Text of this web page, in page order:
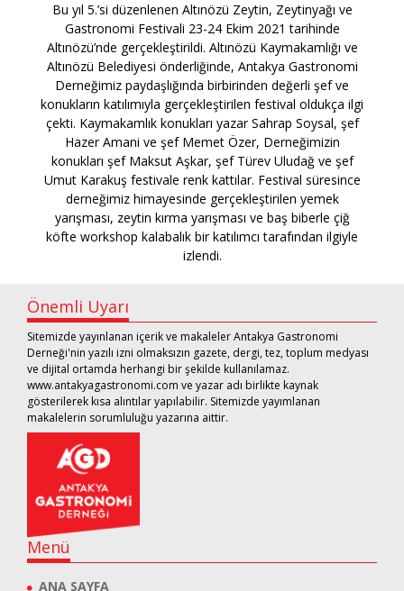
Bu yıl 5.’si düzenlenen Altınözü Zeytin, Zeytinyağı ve
Gastronomi Festivali 23-24 Ekim 2021 tarihinde
Altınözü’nde gerçekleştirildi. Altınözü Kaymakamlığı ve
Altınözü Belediyesi önderliğinde, Antakya Gastronomi
Derneğimiz paydaşlığında birbirinden değerli şef ve
konukların katılımıyla gerçekleştirilen festival oldukça ilgi
çekti. Kaymakamlık konukları yazar Sahrap Soysal, şef
Hazer Amani ve şef Memet Özer, Derneğimizin
konukları şef Maksut Aşkar, şef Türev Uludağ ve şef
Umut Karakuş festivale renk kattılar. Festival süresince
derneğimiz himayesinde gerçekleştirilen yemek
yarışması, zeytin kırma yarışması ve baş biberle çiğ
köfte workshop kalabalık bir katılımcı tarafından ilgiyle
izlendi.
Önemli Uyarı
Sitemizde yayınlanan içerik ve makaleler Antakya Gastronomi
Derneği'nin yazılı izni olmaksızın gazete, dergi, tez, toplum medyası
ve dijital ortamda herhangi bir şekilde kullanılamaz.
www.antakyagastronomi.com ve yazar adı birlikte kaynak
gösterilerek kısa alıntılar yapılabilir. Sitemizde yayımlanan
makalelerin sorumluluğu yazarına aittir.
Menü
ANA SAYFA